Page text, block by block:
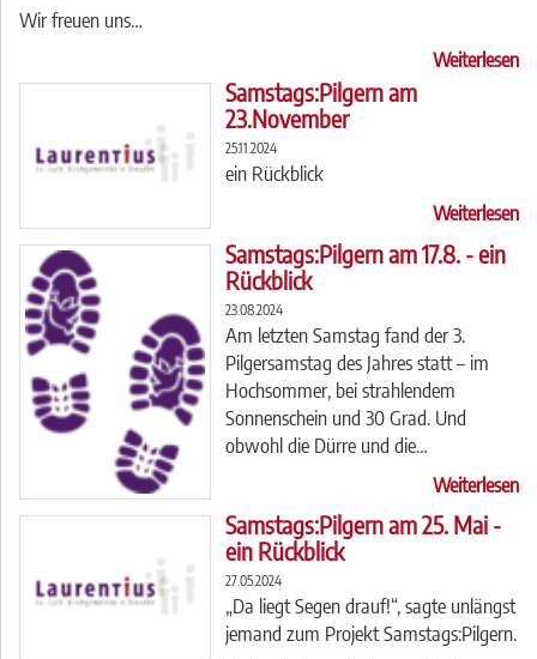
Wir freuen uns…
Weiterlesen
Samstags:Pilgern am
23.November
25.11.2024
ein Rückblick
Weiterlesen
Samstags:Pilgern am 17.8. - ein
Rückblick
23.08.2024
Am letzten Samstag fand der 3.
Pilgersamstag des Jahres statt – im
Hochsommer, bei strahlendem
Sonnenschein und 30 Grad. Und
obwohl die Dürre und die…
Weiterlesen
Samstags:Pilgern am 25. Mai -
ein Rückblick
27.05.2024
„Da liegt Segen drauf!“, sagte unlängst
jemand zum Projekt Samstags:Pilgern.